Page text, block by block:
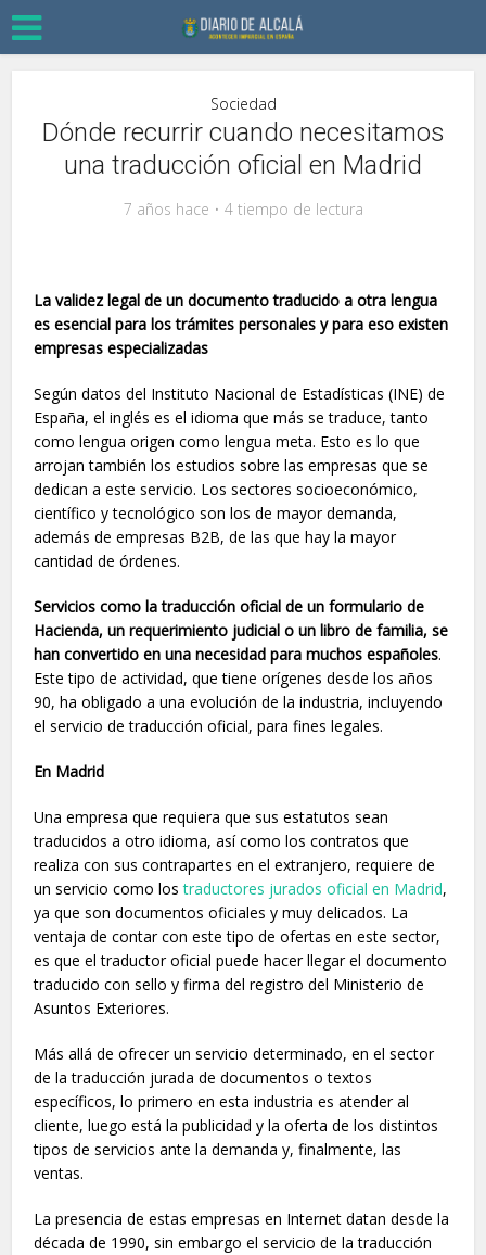
Sociedad
Dónde recurrir cuando necesitamos
una traducción oficial en Madrid
7 años hace 4 tiempo de lectura
La validez legal de un documento traducido a otra lengua
es esencial para los trámites personales y para eso existen
empresas especializadas
Según datos del Instituto Nacional de Estadísticas (INE) de
España, el inglés es el idioma que más se traduce, tanto
como lengua origen como lengua meta. Esto es lo que
arrojan también los estudios sobre las empresas que se
dedican a este servicio. Los sectores socioeconómico,
científico y tecnológico son los de mayor demanda,
además de empresas B2B, de las que hay la mayor
cantidad de órdenes.
Servicios como la traducción oficial de un formulario de
Hacienda, un requerimiento judicial o un libro de familia, se
han convertido en una necesidad para muchos españoles.
Este tipo de actividad, que tiene orígenes desde los años
90, ha obligado a una evolución de la industria, incluyendo
el servicio de traducción oficial, para fines legales.
En Madrid
Una empresa que requiera que sus estatutos sean
traducidos a otro idioma, así como los contratos que
realiza con sus contrapartes en el extranjero, requiere de
un servicio como los traductores jurados oficial en Madrid,
ya que son documentos oficiales y muy delicados. La
ventaja de contar con este tipo de ofertas en este sector,
es que el traductor oficial puede hacer llegar el documento
traducido con sello y firma del registro del Ministerio de
Asuntos Exteriores.
Más allá de ofrecer un servicio determinado, en el sector
de la traducción jurada de documentos o textos
específicos, lo primero en esta industria es atender al
cliente, luego está la publicidad y la oferta de los distintos
tipos de servicios ante la demanda y, finalmente, las
ventas.
La presencia de estas empresas en Internet datan desde la
década de 1990, sin embargo el servicio de la traducción